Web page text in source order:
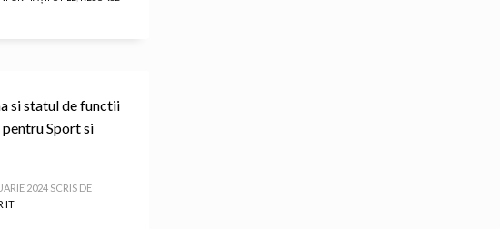
si statul de functii
Sport si
2024 SCRIS DE
IT